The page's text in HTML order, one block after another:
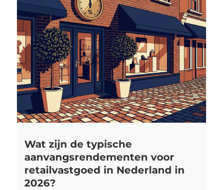
Wat zijn de typische
aanvangsrendementen voor
retailvastgoed in Nederland in
2026?